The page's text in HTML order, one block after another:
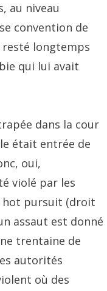
au niveau
convention de
resté longtemps
qui lui avait
dans la cour
était entrée de
oui,
violé par les
hot pursuit (droit
assaut est donné
trentaine de
autorités
où des